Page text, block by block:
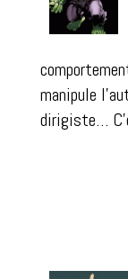
manipule
dirigiste…